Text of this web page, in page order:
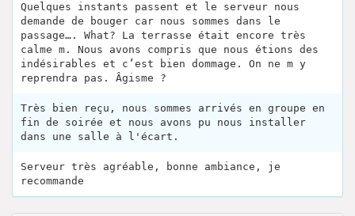
Quelques instants passent et le serveur nous
demande de bouger car nous sommes dans le
passage…. What? La terrasse était encore très
calme m. Nous avons compris que nous étions des
indésirables et c’est bien dommage. On ne m y
reprendra pas. Âgisme ?
Très bien reçu, nous sommes arrivés en groupe en
fin de soirée et nous avons pu nous installer
dans une salle à l'écart.
Serveur très agréable, bonne ambiance, je
recommande